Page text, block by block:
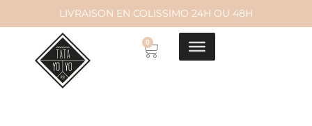
contenu
LIVRAISON EN COLISSIMO 24H OU 48H
0